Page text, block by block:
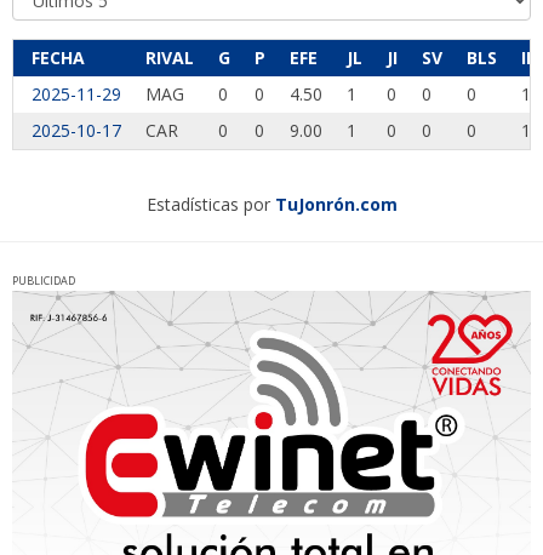
FECHA RIVAL G P EFE JL JI SV BLS
IP
2025-11-29
MAG 0 0 4.50 1 0 0 0
1.0
2025-10-17
CAR 0 0 9.00 1 0 0 0 1.0
Estadísticas por TuJonrón.com
PUBLICIDAD